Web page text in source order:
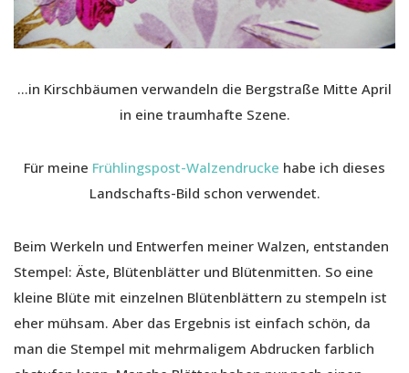
…in Kirschbäumen verwandeln die Bergstraße Mitte April
in eine traumhafte Szene.
Für meine Frühlingspost-Walzendrucke habe ich dieses
Landschafts-Bild schon verwendet.
Beim Werkeln und Entwerfen meiner Walzen, entstanden
Stempel: Äste, Blütenblätter und Blütenmitten. So eine
kleine Blüte mit einzelnen Blütenblättern zu stempeln ist
eher mühsam. Aber das Ergebnis ist einfach schön, da
man die Stempel mit mehrmaligem Abdrucken farblich